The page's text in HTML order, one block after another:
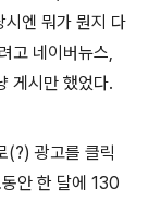
엔 뭐가 뭔지 다
고 네이버뉴스,
게시만 했었다.
(?) 광고를 클릭
안 한 달에 130